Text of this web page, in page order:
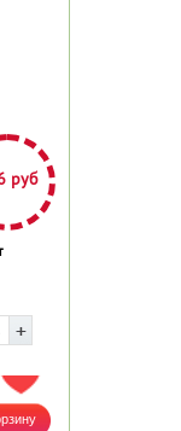
руб
ДОБАВИТЬ В ИЗБРАННОЕ